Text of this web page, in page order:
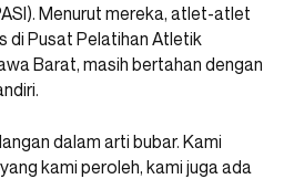
Menurut mereka, atlet-atlet
di Pusat Pelatihan Atletik
Barat, masih bertahan dengan
dalam arti bubar. Kami
kami peroleh, kami juga ada